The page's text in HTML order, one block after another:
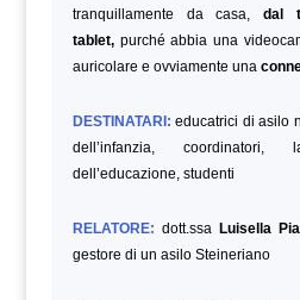
tranquillamente da casa,dal
tablet,purché abbia una
auricolare e ovviamente una
DESTINATARI: educatrici di asilo
dell’infanzia,
dell’educazione, studenti
RELATORE: dott.ssa Luisella
gestore di un asilo Steineriano